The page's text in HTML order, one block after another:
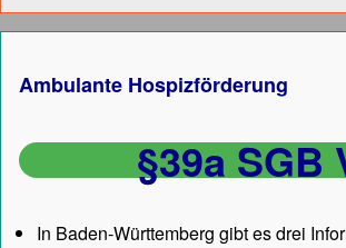
Ambulante Hospizförderung
§39a SGB
In Baden-Württemberg gibt es drei